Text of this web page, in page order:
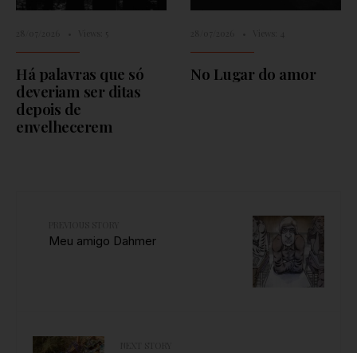
Há palavras que só
deveriam ser ditas
depois de
envelhecerem
No Lugar do amor
Meu amigo Dahmer